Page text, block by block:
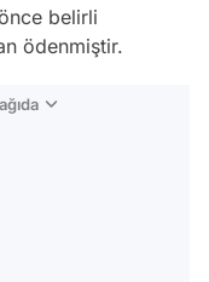
belirli
ödenmiştir.